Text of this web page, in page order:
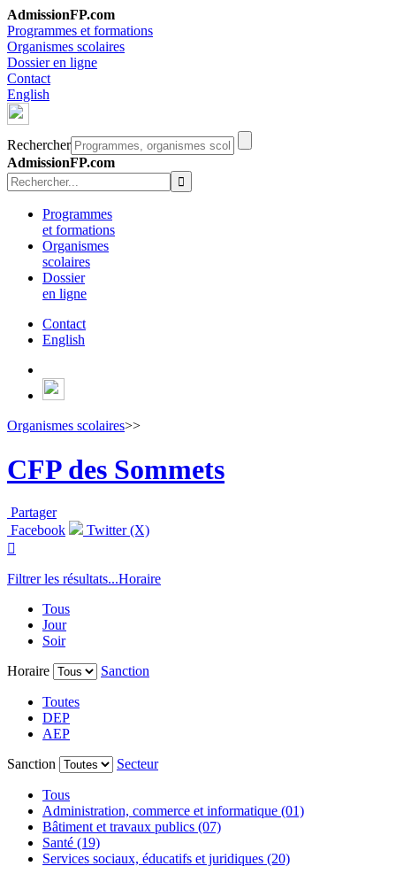
AdmissionFP.com
Programmes et formations
Organismes scolaires
Dossier en ligne
Contact
English
Rechercher
AdmissionFP.com
Programmes
et formations
Organismes
scolaires
Dossier
en ligne
Contact
English
Organismes scolaires>>
CFP des Sommets
Partager
Facebook
Twitter (X)

Filtrer les résultats...Horaire
Tous
Jour
Soir
Horaire
Sanction
Toutes
DEP
AEP
Sanction
Secteur
Tous
Administration, commerce et informatique (01)
Bâtiment et travaux publics (07)
Santé (19)
Services sociaux, éducatifs et juridiques (20)